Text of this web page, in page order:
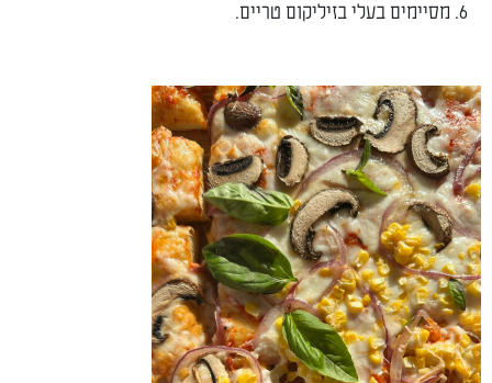
מסיימים בעלי בזיליקום טריים.